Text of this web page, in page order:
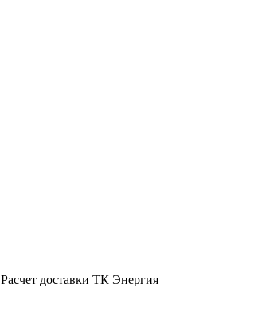
Расчет доставки ТК Энергия